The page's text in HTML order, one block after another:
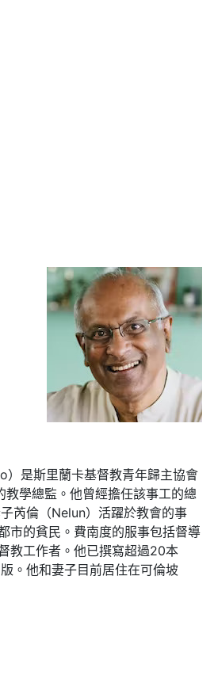
）是斯里蘭卡基督教青年歸主協會
教學總監。他曾經擔任該事工的總
芮倫（Nelun）活躍於教會的事
市的貧民。費南度的服事包括督導
教工作者。他已撰寫超過20本
。他和妻子目前居住在可倫坡